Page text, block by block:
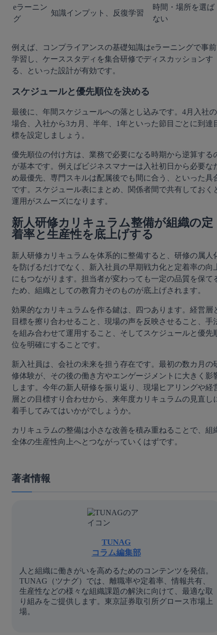
eラーニン
グ
知識インプット、反復学習
時間・場所を選ば
ない
例えば、コンプライアンスの基礎知識はeラーニングで事前
学習し、ケーススタディを集合研修でディスカッションす
る、といった設計が有効です。
スケジュールと優先順位を決める
最後に、年間スケジュールへの落とし込みです。4月入社の
場合、入社から3カ月、半年、1年といった節目ごとに到達
標を設定しましょう。
優先順位の付け方は、業務で必要になる時期から逆算する
が基本です。例えばビジネスマナーは入社初日から必要な
め最優先、専門スキルは配属後でも間に合う、といった具
です。スケジュール表にまとめ、関係者間で共有しておく
運用がスムーズになります。
新人研修カリキュラム整備が組織の定
着率と生産性を底上げする
新人研修カリキュラムを体系的に整備すると、研修の属人
を防げるだけでなく、新入社員の早期戦力化と定着率の向
にもつながります。担当者が変わっても一定の品質を保て
ため、組織としての教育力そのものが底上げされます。
効果的なカリキュラムを作る鍵は、四つあります。経営層
目標を擦り合わせること、現場の声を反映させること、手
を組み合わせて運用すること、そしてスケジュールと優先
位を明確にすることです。
新入社員は、会社の未来を担う存在です。最初の数カ月の
修体験が、その後の働き方やエンゲージメントに大きく影
します。今年の新人研修を振り返り、現場ヒアリングや経
層との目標すり合わせから、来年度カリキュラムの見直し
着手してみてはいかがでしょうか。
カリキュラムの整備は小さな改善を積み重ねることで、組
全体の生産性向上へとつながっていくはずです。
著者情報
TUNAG
コラム編集部
人と組織に働きがいを高めるためのコンテンツを発信。
TUNAG（ツナグ）では、離職率や定着率、情報共有、
生産性などの様々な組織課題の解決に向けて、最適な取
り組みをご提供します。東京証券取引所グロース市場上
場。